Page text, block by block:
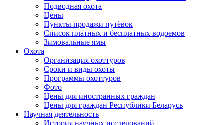
Подводная охота
Цены
Пункты продажи путёвок
Список платных и бесплатных водоемов
Зимовальные ямы
Охота
Организация охоттуров
Сроки и виды охоты
Программы охоттуров
Фото
Цены для иностранных граждан
Цены для граждан Республики Беларусь
Научная деятельность
История научных исследований